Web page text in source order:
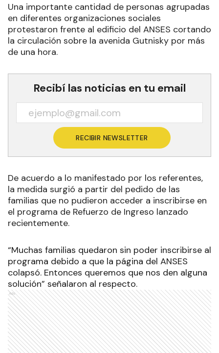
Una importante cantidad de personas agrupadas
en diferentes organizaciones sociales
protestaron frente al edificio del ANSES cortando
la circulación sobre la avenida Gutnisky por más
de una hora.
Recibí las noticias en tu email
RECIBIR NEWSLETTER
De acuerdo a lo manifestado por los referentes,
la medida surgió a partir del pedido de las
familias que no pudieron acceder a inscribirse en
el programa de Refuerzo de Ingreso lanzado
recientemente.
“Muchas familias quedaron sin poder inscribirse al
programa debido a que la página del ANSES
colapsó. Entonces queremos que nos den alguna
solución” señalaron al respecto.
Ads